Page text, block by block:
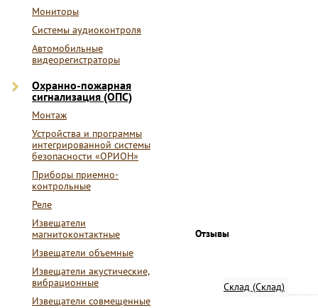
Мониторы
Системы аудиоконтроля
Автомобильные
видеорегистраторы
Охранно-пожарная
сигнализация (ОПС)
Монтаж
Устройства и программы
интегрированной системы
безопасности «ОРИОН»
Приборы приемно-
контрольные
Реле
Извещатели
магнитоконтактные
Извещатели объемные
Извещатели акустические,
вибрационные
Извещатели совмещенные
Отзывы
Склад (Склад)